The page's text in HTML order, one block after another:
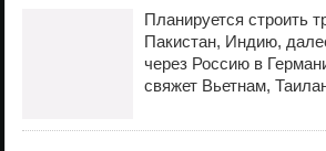
Планируется строить
Пакистан, Индию,
через Россию в
свяжет Вьетнам,